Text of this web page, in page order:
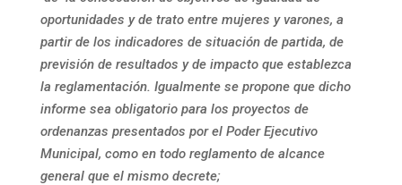
oportunidades y de trato entre mujeres y varones, a
partir de los indicadores de situación de partida, de
previsión de resultados y de impacto que establezca
la reglamentación. Igualmente se propone que dicho
informe sea obligatorio para los proyectos de
ordenanzas presentados por el Poder Ejecutivo
Municipal, como en todo reglamento de alcance
general que el mismo decrete;